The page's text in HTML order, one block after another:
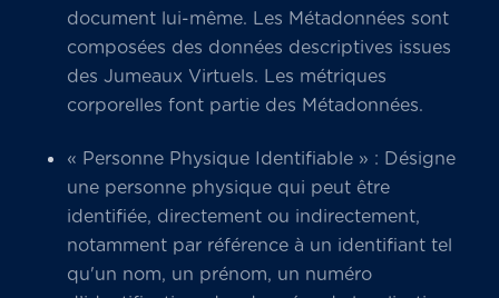
document lui-même. Les Métadonnées sont
composées des données descriptives issues
des Jumeaux Virtuels. Les métriques
corporelles font partie des Métadonnées.
« Personne Physique Identifiable » : Désigne
une personne physique qui peut être
identifiée, directement ou indirectement,
notamment par référence à un identifiant tel
qu'un nom, un prénom, un numéro